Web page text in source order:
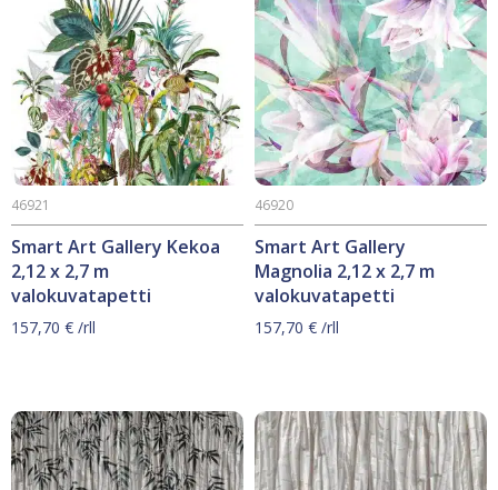
Smart Art Gallery Kekoa
2,12 x 2,7 m
valokuvatapetti
46921
157,70 € /rll
Smart Art Gallery
Magnolia 2,12 x 2,7 m
valokuvatapetti
46920
157,70 € /rll